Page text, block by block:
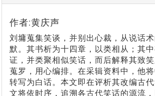
作者:黄庆声
刘墉蒐集笑谈，并别出心裁，从说话
默。其书析为十四章，以类相从；其
证，并类聚相似笑话，而后解释其致
蒐罗，用心编排。在采辑资料中，他将
转写为白话。本文即在评析其改编古
文将依时序，追溯各古代笑话的源流